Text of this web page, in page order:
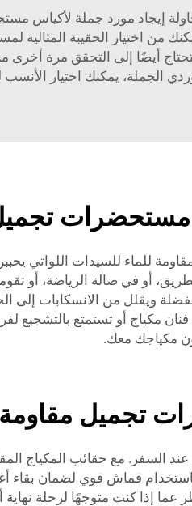
إيجاد مورد جملة لأكياس
من اختيار الحقيبة
أيضًا إلى التحقق مرة
الجملة، يمكنك اختيار
للماء للسيدات اللواتي
أو في صالة الرياضة، أو
ويقلل من الانسكابات إلى
مكياج أو تستمتع بالتشجيع
مكياجك معك.
تجميل مقاومة
باستخدام قماش قوي لضمان
إذا كنت متوجهًا لرحلة نهاية